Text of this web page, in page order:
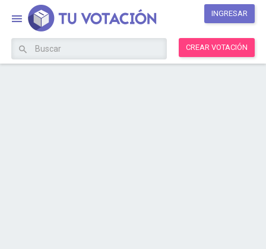
INGRESAR
CREAR VOTACIÓN